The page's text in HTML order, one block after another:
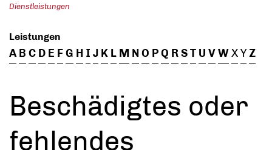
Dienstleistungen
Leistungen
A B C D E FG H I J K L M NO PQ RST U VWXYZ
Beschädigtes oder
fehlendes